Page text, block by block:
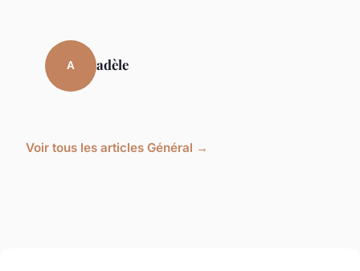
A adèle
Voir tous les articles Général →